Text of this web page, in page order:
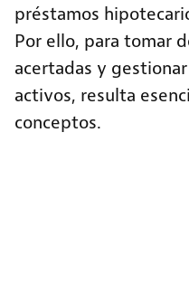
préstamos
Por ello, para tomar
acertadas y
activos, resulta
conceptos.